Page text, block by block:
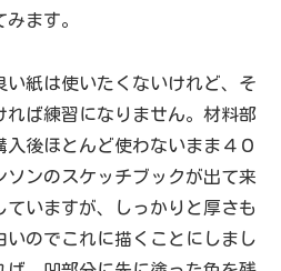
ます。
紙は使いたくないけれど、そ
れば練習になりません。材料部
後ほとんど使わないまま４０
ソンのスケッチブックが出て来
ていますが、しっかりと厚さも
いのでこれに描くことにしまし